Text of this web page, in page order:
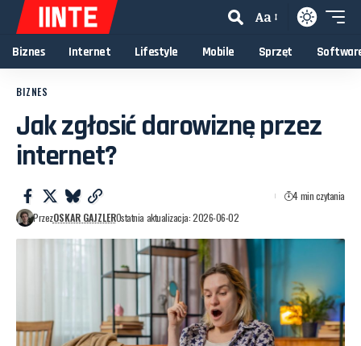
Aa
Biznes Internet Lifestyle Mobile Sprzęt
BIZNES
Jak zgłosić darowiznę przez
internet?
PrzezOSKAR GAJZLEROstatnia aktualizacja: 2026-06-02
4 min czytania